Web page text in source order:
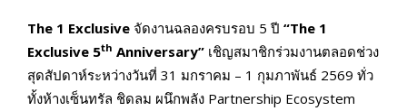
The 1 Exclusive จัดงานฉลองครบรอบ 5 ปี “The 1
Exclusive 5th Anniversary” เชิญสมาชิกร่วมงานตลอดช่วง
สุดสัปดาห์ระหว่างวันที่ 31 มกราคม – 1 กุมภาพันธ์ 2569 ทั่ว
ทั้งห้างเซ็นทรัล ชิดลม ผนึกพลัง Partnership Ecosystem